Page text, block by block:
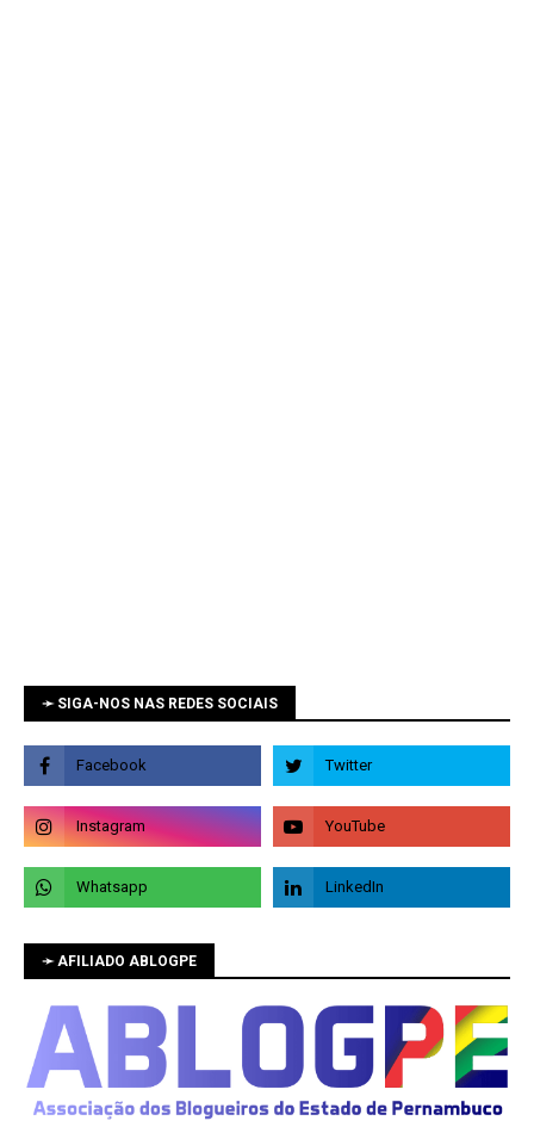
➛ SIGA-NOS NAS REDES SOCIAIS
➛ AFILIADO ABLOGPE